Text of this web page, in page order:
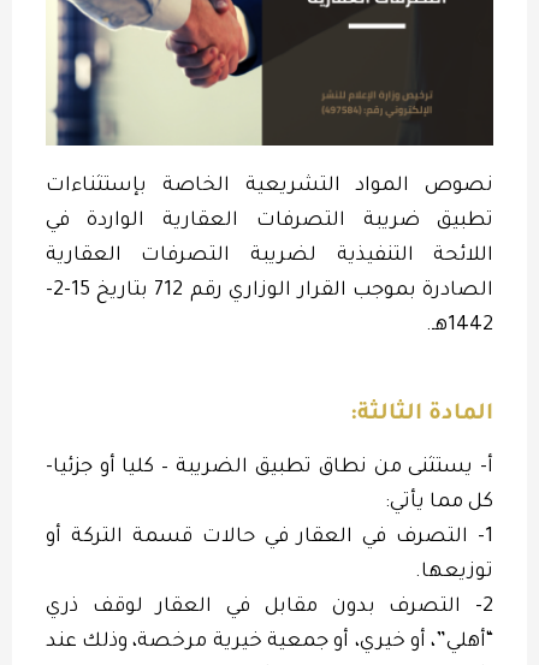
نصوص المواد التشريعية الخاصة بإستثناءات
تطبيق ضريبة التصرفات العقارية الواردة في
اللائحة التنفيذية لضريبة التصرفات العقارية
الصادرة بموجب القرار الوزاري رقم 712 بتاريخ 15-2-
1442هـ.
المادة الثالثة:
أ- يستثنى من نطاق تطبيق الضريبة – كليا أو جزئيا-
كل مما يأتي:
1- التصرف في العقار في حالات قسمة التركة أو
توزيعها.
2- التصرف بدون مقابل في العقار لوقف ذري
“أهلي”، أو خيري، أو جمعية خيرية مرخصة، وذلك عند